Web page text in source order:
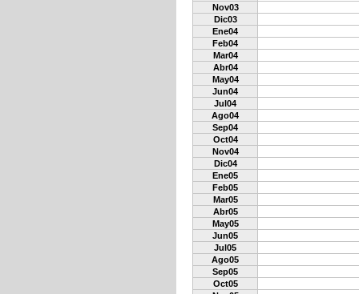
Nov03
Dic03
Ene04
Feb04
Mar04
Abr04
May04
Jun04
Jul04
Ago04
Sep04
Oct04
Nov04
Dic04
Ene05
Feb05
Mar05
Abr05
May05
Jun05
Jul05
Ago05
Sep05
Oct05